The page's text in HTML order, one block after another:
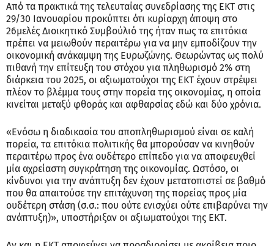
Από τα πρακτικά της τελευταίας συνεδρίασης της ΕΚΤ στις
29/30 Ιανουαρίου προκύπτει ότι κυρίαρχη άποψη στο
26μελές Διοικητικό Συμβούλιό της ήταν πως τα επιτόκια
πρέπει να μειωθούν περαιτέρω για να μην εμποδίζουν την
οικονομική ανάκαμψη της Ευρωζώνης. Θεωρώντας ως πολύ
πιθανή την επίτευξη του στόχου για πληθωρισμό 2% στη
διάρκεια του 2025, οι αξιωματούχοι της ΕΚΤ έχουν στρέψει
πλέον το βλέμμα τους στην πορεία της οικονομίας, η οποία
κινείται μεταξύ φθοράς και αφθαρσίας εδώ και δύο χρόνια.
«Ενόσω η διαδικασία του αποπληθωρισμού είναι σε καλή
πορεία, τα επιτόκια πολιτικής θα μπορούσαν να κινηθούν
περαιτέρω προς ένα ουδέτερο επίπεδο για να αποφευχθεί
μία αχρείαστη συγκράτηση της οικονομίας. Ωστόσο, οι
κίνδυνοι για την ανάπτυξη δεν έχουν μετατοπιστεί σε βαθμό
που θα απαιτούσε την επιτάχυνση της πορείας προς μία
ουδέτερη στάση (σ.σ.: που ούτε ενισχύει ούτε επιβαρύνει την
ανάπτυξη)», υποστήριξαν οι αξιωματούχοι της ΕΚΤ.